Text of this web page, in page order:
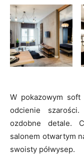
W pokazowym
odcienie
ozdobne detale.
salonem otwartym
swoisty półwysep.